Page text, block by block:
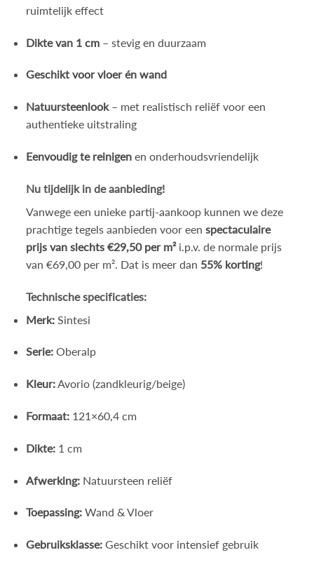
ruimtelijk effect
Dikte van 1 cm– stevig en duurzaam
Geschikt voor vloer én wand
Natuursteenlook– met realistisch reliëf voor een
authentieke uitstraling
Eenvoudig te reinigenen onderhoudsvriendelijk
Nu tijdelijk in de aanbieding!
Vanwege een unieke partij-aankoop kunnen we deze
prachtige tegels aanbieden voor een spectaculaire
prijs van slechts €29,50 per m²i.p.v. de normale prijs
van €69,00 per m². Dat is meer dan 55% korting!
Technische specificaties:
Merk:Sintesi
Serie:Oberalp
Kleur:Avorio (zandkleurig/beige)
Formaat:121×60,4 cm
Dikte:1 cm
Afwerking:Natuursteen reliëf
Toepassing:Wand & Vloer
Gebruiksklasse:Geschikt voor intensief gebruik